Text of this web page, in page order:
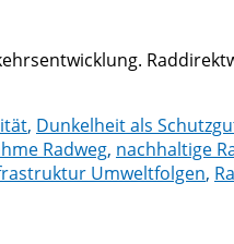
, Dunkelheit als
Radweg, nachhaltige
Umweltfolgen,